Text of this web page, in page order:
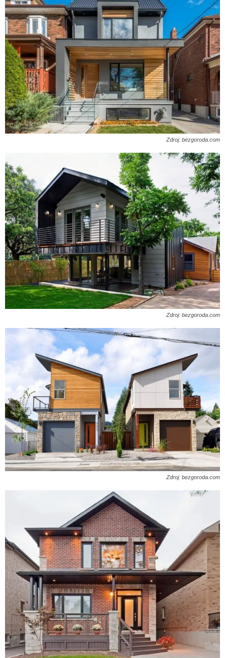
Zdroj: bezgoroda.com
Zdroj: bezgoroda.com
Zdroj: bezgoroda.com